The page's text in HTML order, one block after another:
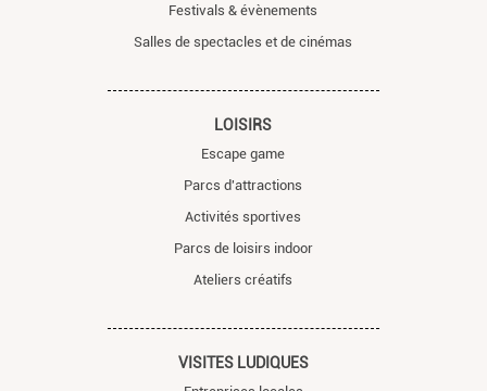
Festivals & évènements
Salles de spectacles et de cinémas
LOISIRS
Escape game
Parcs d'attractions
Activités sportives
Parcs de loisirs indoor
Ateliers créatifs
VISITES LUDIQUES